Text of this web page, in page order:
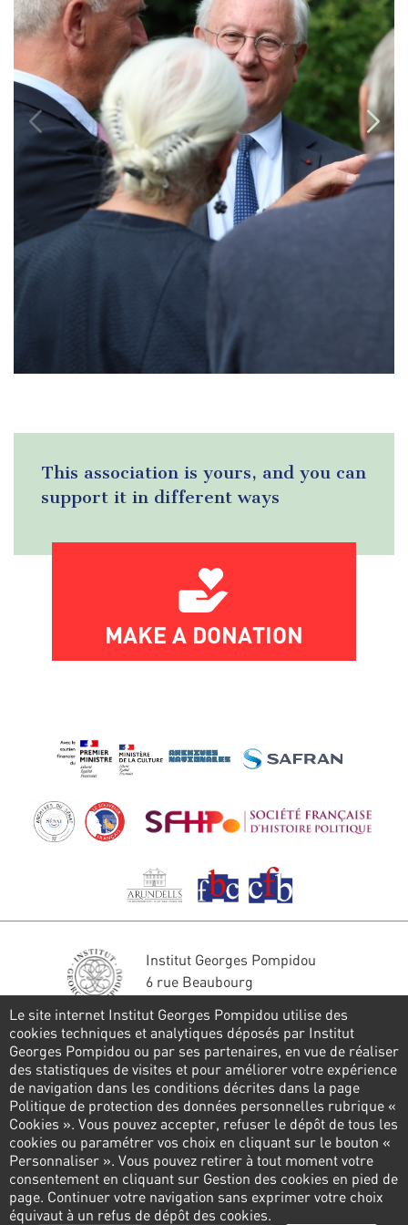
This association is yours, and you can
support it in different ways
MAKE A DONATION
Institut Georges Pompidou
6 rue Beaubourg
Tél. : 01 44 78 41 22
Stay in touch
CONTACT FORM
Follow us
Pied
Le site internet Institut Georges Pompidou utilise des
cookies techniques et analytiques déposés par Institut
Georges Pompidou ou par ses partenaires, en vue de réaliser
des statistiques de visites et pour améliorer votre expérience
de navigation dans les conditions décrites dans la page
Politique de protection des données personnelles rubrique «
Cookies ». Vous pouvez accepter, refuser le dépôt de tous les
cookies ou paramétrer vos choix en cliquant sur le bouton «
Personnaliser ». Vous pouvez retirer à tout moment votre
consentement en cliquant sur Gestion des cookies en pied de
page. Continuer votre navigation sans exprimer votre choix
équivaut à un refus de dépôt des cookies.